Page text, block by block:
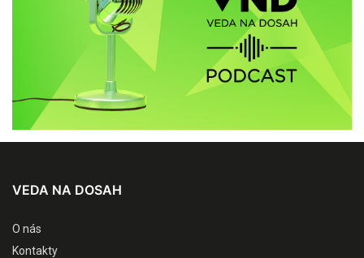
VEDA NA DOSAH
O nás
Kontakty